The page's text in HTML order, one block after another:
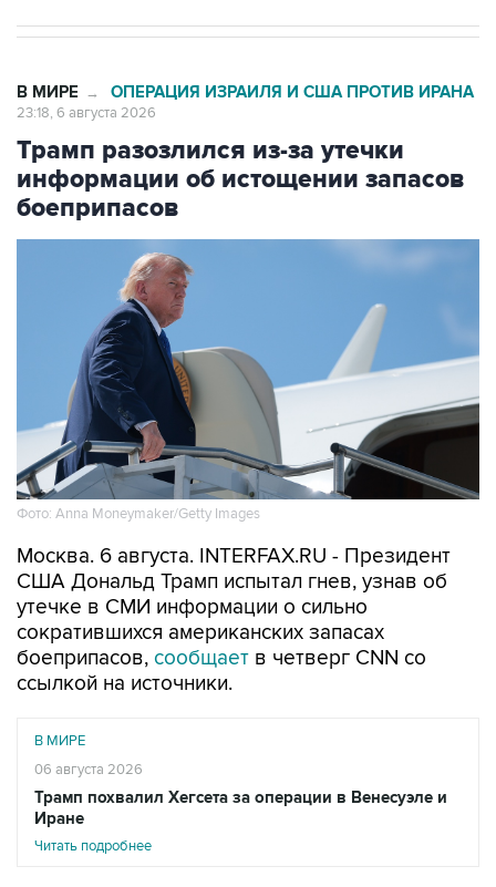
В МИРЕ → ОПЕРАЦИЯ ИЗРАИЛЯ И США ПРОТИВ ИРАНА
23:18, 6 августа 2026
Трамп разозлился из-за утечки
информации об истощении запасов
боеприпасов
Фото: Anna Moneymaker/Getty Images
Москва. 6 августа. INTERFAX.RU - Президент
США Дональд Трамп испытал гнев, узнав об
утечке в СМИ информации о сильно
сократившихся американских запасах
боеприпасов, сообщает в четверг CNN со
ссылкой на источники.
В МИРЕ
06 августа 2026
Трамп похвалил Хегсета за операции в Венесуэле и
Иране
Читать подробнее